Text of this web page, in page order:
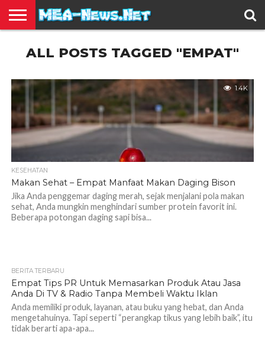
TERBARU
EDUKASI
HIBURAN
INSPIRASI
KESEHATAN
KULINER
OLAH
RAGA
OTOMOTIF
TRAVEL
JUAL
BELI
ALL POSTS TAGGED "EMPAT"
1.4K
KESEHATAN
Makan Sehat – Empat Manfaat Makan Daging Bison
Jika Anda penggemar daging merah, sejak menjalani pola makan
sehat, Anda mungkin menghindari sumber protein favorit ini.
Beberapa potongan daging sapi bisa...
BERITA TERBARU
Empat Tips PR Untuk Memasarkan Produk Atau Jasa
Anda Di TV & Radio Tanpa Membeli Waktu Iklan
Anda memiliki produk, layanan, atau buku yang hebat, dan Anda
mengetahuinya. Tapi seperti “perangkap tikus yang lebih baik”, itu
tidak berarti apa-apa...